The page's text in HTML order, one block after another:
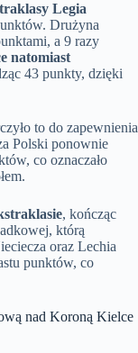
Legia
Drużyna
a 9 razy
natomiast
43 punkty, dzięki
to do zapewnienia
Polski ponownie
co oznaczało
, kończąc
którą
oraz Lechia
punktów, co
nad Koroną Kielce